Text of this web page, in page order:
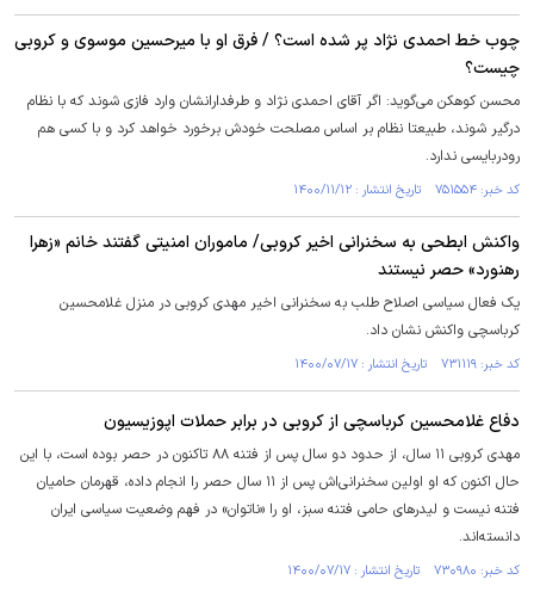
چوب خط احمدی نژاد پر شده است؟ / فرق او با میرحسین موسوی و کروبی
چیست؟
محسن کوهکن می‌گوید: اگر آقای احمدی نژاد و طرفدارانشان وارد فازی شوند که با نظام
درگیر شوند، طبیعتا نظام بر اساس مصلحت خودش برخورد خواهد کرد و با کسی هم
رودربایسی ندارد.
کد خبر: ۷۵۱۵۵۴ تاریخ انتشار : ۱۴۰۰/۱۱/۱۲
واکنش ابطحی به سخنرانی اخیر کروبی/ ماموران امنیتی گفتند خانم «زهرا
رهنورد» حصر نیستند
یک فعال سیاسی اصلاح طلب به سخنرانی اخیر مهدی کروبی در منزل غلامحسین
کرباسچی واکنش نشان داد.
کد خبر: ۷۳۱۱۱۹ تاریخ انتشار : ۱۴۰۰/۰۷/۱۷
دفاع غلامحسین کرباسچی از کروبی در برابر حملات اپوزیسیون
مهدی کروبی ۱۱ سال، از حدود دو سال پس از فتنه ۸۸ تاکنون در حصر بوده است، با این
حال اکنون که او اولین سخنرانی‌اش پس از ۱۱ سال حصر را انجام داده، قهرمان حامیان
فتنه نیست و لیدرهای حامی فتنه سبز، او را «ناتوان» در فهم وضعیت سیاسی ایران
دانسته‌اند.
کد خبر: ۷۳۰۹۸۰ تاریخ انتشار : ۱۴۰۰/۰۷/۱۷